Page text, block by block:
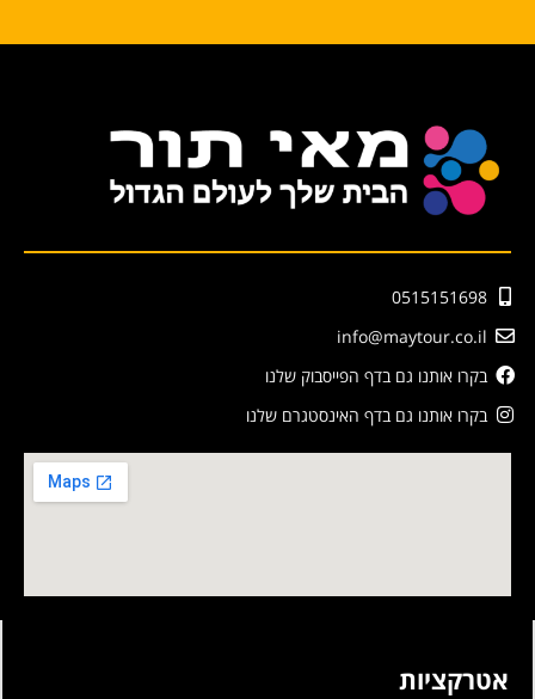
0515151698
info@maytour.co.il
בקרו אותנו גם בדף הפייסבוק שלנו
בקרו אותנו גם בדף האינסטגרם שלנו
אטרקציות